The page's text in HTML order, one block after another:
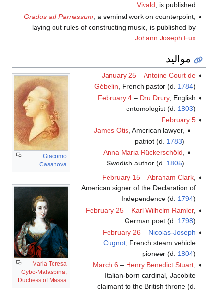
Vivald, is published.
Gradus ad Parnassum , a seminal work on counterpoint,
laying out rules of constructing music, is published by
Johann Joseph Fux
مواليد
Giacomo
Casanova
Maria Teresa
Cybo-Malaspina,
Duchess of Massa
January 25–Antoine Court de
Gébelin , French pastor (d. 1784)
February 4– Dru Drury, English
entomologist (d. 1803)
February 5
James Otis , American lawyer,
patriot (d. 1783)
Anna Maria Rückerschöld,
Swedish author (d. 1805)
February 15–Abraham Clark,
American signer of the Declaration of
Independence (d. 1794)
February 25– Karl Wilhelm Ramler,
German poet (d. 1798)
February 26 – Nicolas-Joseph
Cugnot, French steam vehicle
pioneer (d. 1804)
March 6 – Henry Benedict Stuart,
Italian-born cardinal, Jacobite
claimant to the British throne (d.